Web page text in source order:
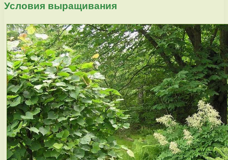
Условия выращивания